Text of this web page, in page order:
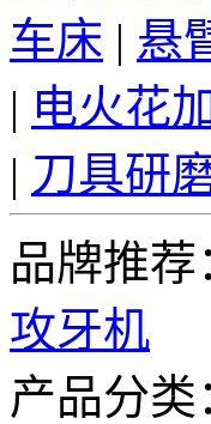
车床 | 悬
| 电火花
| 刀具研
品牌推荐
攻牙机
产品分类